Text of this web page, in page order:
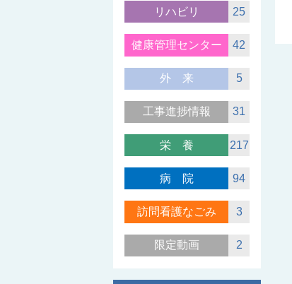
リハビリ 25
健康管理センター 42
外来 5
工事進捗情報 31
栄養 217
病院 94
訪問看護なごみ 3
限定動画 2